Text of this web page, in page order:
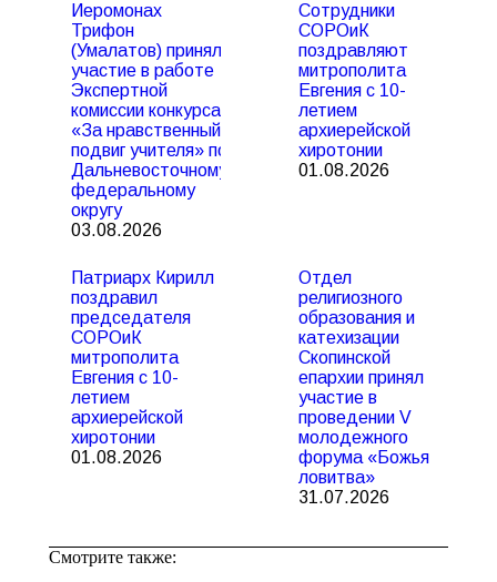
Иеромонах
Трифон
(Умалатов) принял
участие в работе
Экспертной
комиссии конкурса
«За нравственный
подвиг учителя» по
Дальневосточному
федеральному
округу
03.08.2026
Сотрудники
СОРОиК
поздравляют
митрополита
Евгения с 10-
летием
архиерейской
хиротонии
01.08.2026
Патриарх Кирилл
поздравил
председателя
СОРОиК
митрополита
Евгения с 10-
летием
архиерейской
хиротонии
01.08.2026
Отдел
религиозного
образования и
катехизации
Скопинской
епархии принял
участие в
проведении V
молодежного
форума «Божья
ловитва»
31.07.2026
Смотрите также: